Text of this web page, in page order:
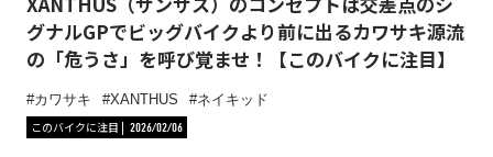
グナルGPでビッグバイクより前に出るカワサキ源流
の「危うさ」を呼び覚ませ！【このバイクに注目】
カワサキ XANTHUS
ネイキッド
このバイクに注目
2026/02/06